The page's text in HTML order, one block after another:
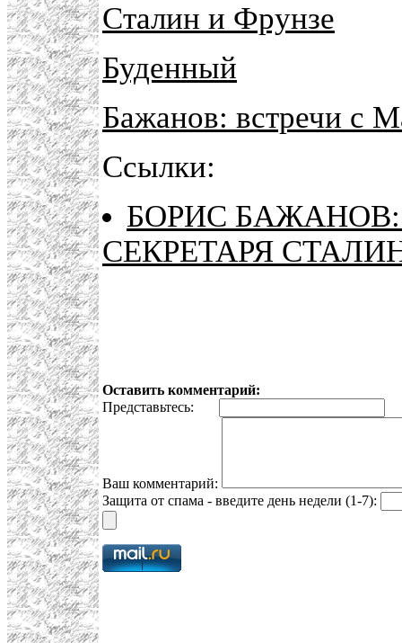
Сталин и Фрунзе
Буденный
Бажанов: встречи с
Ссылки:
БОРИС
СЕКРЕТАРЯ
Оставить комментарий:
Представьтесь:
Ваш комментарий:
Защита от спама - введите день недели (1-7):